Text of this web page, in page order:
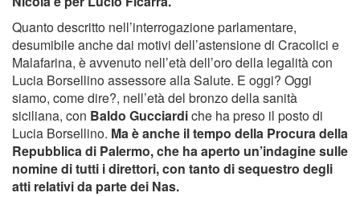
Quanto descritto nell’interrogazione parlamentare,
desumibile anche dai motivi dell’astensione di Cracolici e
Malafarina, è avvenuto nell’età dell’oro della legalità con
Lucia Borsellino assessore alla Salute. E oggi? Oggi
siamo, come dire?, nell’età del bronzo della sanità
siciliana, con Baldo Gucciardiche ha preso il posto di
Lucia Borsellino. Ma è anche il tempo della Procura della
Repubblica di Palermo, che ha aperto un’indagine sulle
nomine di tutti i direttori, con tanto di sequestro degli
atti relativi da parte dei Nas.